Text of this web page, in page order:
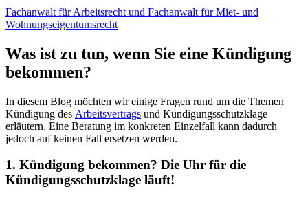
Fachanwalt für Arbeitsrecht und Fachanwalt für Miet- und
Wohnungseigentumsrecht
Was ist zu tun, wenn Sie eine Kündigung
bekommen?
In diesem Blog möchten wir einige Fragen rund um die Themen
Kündigung des Arbeitsvertrags und Kündigungsschutzklage
erläutern. Eine Beratung im konkreten Einzelfall kann dadurch
jedoch auf keinen Fall ersetzen werden.
1. Kündigung bekommen? Die Uhr für die
Kündigungsschutzklage läuft!